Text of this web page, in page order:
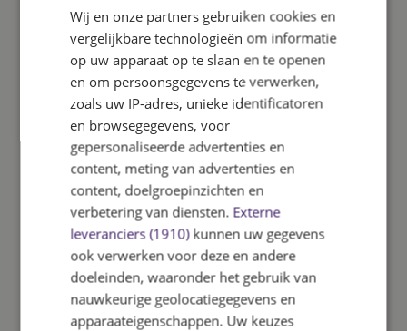
Nassauschool wordt regelmatig aangevuld
en/of veranderd.
De Oranje Nassauschool behoudt zich het
recht voor om eventuele wijzigingen met
onmiddellijke ingang en zonder enige
kennisgeving door te voeren.
Privacy reglement
* Deze website maakt gebruik van Google
Analytics-cookies;
* Wij hebben een bewerkersovereenkomst
afgesloten met Google;
* Wij hebben er voor gekozen om een deel
van het ip-adres te maskeren.
Wij en onze partners gebruiken cookies en
vergelijkbare technologieën om informatie
op uw apparaat op te slaan en te openen
en om persoonsgegevens te verwerken,
zoals uw IP-adres, unieke identificatoren
en browsegegevens, voor
gepersonaliseerde advertenties en
content, meting van advertenties en
content, doelgroepinzichten en
verbetering van diensten. Externe
leveranciers (1910)kunnen uw gegevens
ook verwerken voor deze en andere
doeleinden, waaronder het gebruik van
nauwkeurige geolocatiegegevens en
apparaateigenschappen. Uw keuzes